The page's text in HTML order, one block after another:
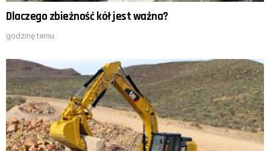
Dlaczego zbieżność kół jest ważna?
godzinę temu